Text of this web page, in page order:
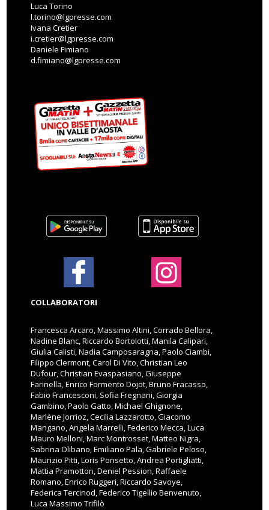
Luca Torino
l.torino@lgpresse.com
Ivana Cretier
i.cretier@lgpresse.com
Daniele Fimiano
d.fimiano@lgpresse.com
COLLABORATORI
Francesca Arcaro, Massimo Altini, Corrado Bellora,
Nadine Blanc, Riccardo Bortolotti, Manila Calipari,
Giulia Calisti, Nadia Camposaragna, Paolo Ciambi,
Filippo Clermont, Carol Di Vito, Christian Leo
Dufour, Christian Evaspasiano, Giuseppe
Farinella, Enrico Formento Dojot, Bruno Fracasso,
Fabio Francesconi, Sofia Fregnani, Giorgia
Gambino, Paolo Gatto, Michael Ghignone,
Marlène Jorrioz, Cecilia Lazzarotto, Giacomo
Mangano, Angela Marrelli, Federico Mecca, Luca
Mauro Melloni, Marc Montrosset, Matteo Nigra,
Sabrina Olibano, Emiliano Pala, Gabriele Peloso,
Maurizio Pitti, Loris Ponsetto, Andrea Portigliatti,
Mattia Pramotton, Deniel Pession, Raffaele
Romano, Enrico Ruggeri, Riccardo Savoye,
Federica Tercinod, Federico Tigellio Benvenuto,
Luca Massimo Trifilò